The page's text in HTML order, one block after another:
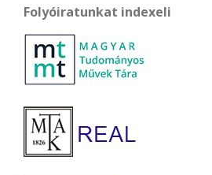
Folyóiratunkat indexeli